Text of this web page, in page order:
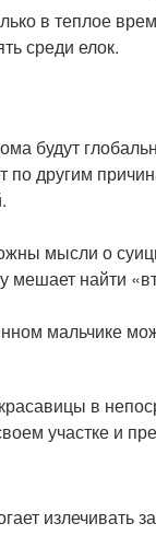
в теплое
среди елок.
будут
по другим
мысли о
мешает найти
мальчике
в
участке и
излечивать